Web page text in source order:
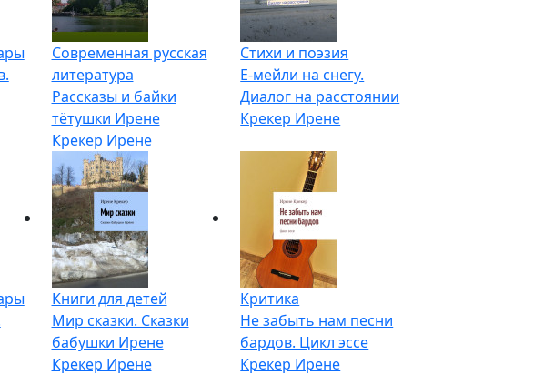
Современная русская
литература
Рассказы и байки
тётушки Ирене
Крекер Ирене
Стихи и поэзия
Е-мейли на снегу.
Диалог на расстоянии
Крекер Ирене
Книги для детей
Мир сказки. Сказки
бабушки Ирене
Крекер Ирене
Критика
Не забыть нам песни
бардов. Цикл эссе
Крекер Ирене